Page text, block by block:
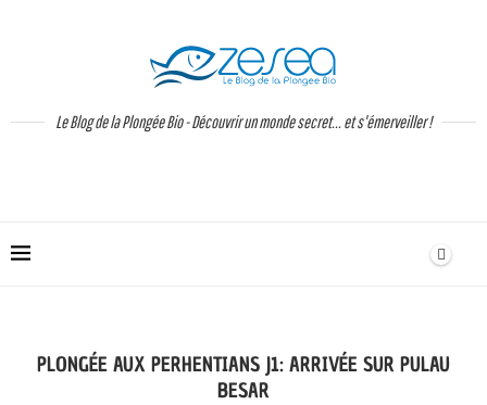
Le Blog de la Plongée Bio - Découvrir un monde secret... et s'émerveiller !
PLONGÉE AUX PERHENTIANS J1: ARRIVÉE SUR PULAU
BESAR